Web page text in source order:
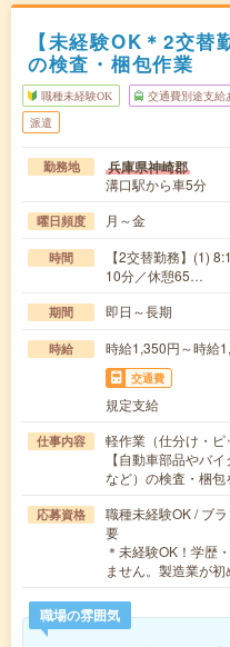
【未経験OK＊2交
の検査・梱包作業
職種未経験OK 交通費別途支給
派遣
勤務地 兵庫県神崎郡
溝口駅から車5分
曜日頻度 月～金
時間
【2交替勤務】(1)
10分／休憩65…
期間 即日～長期
時給 時給1,350円～時給
交通費
規定支給
仕事内容
軽作業（仕分け・ピ
【自動車部品やバ
など）の検査・梱
応募資格
職種未経験OK / ブ
要
＊未経験OK！学歴
ません。製造業が
職場の雰囲気